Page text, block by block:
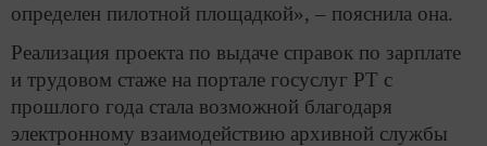
определен пилотной площадкой», – пояснила она.
Реализация проекта по выдаче справок по зарплате
и трудовом стаже на портале госуслуг РТ с
прошлого года стала возможной благодаря
электронному взаимодействию архивной службы